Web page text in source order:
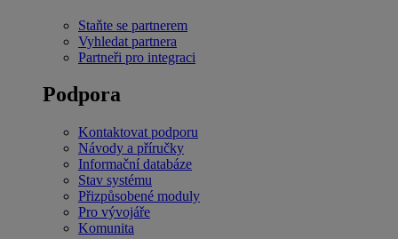
Staňte se partnerem
Vyhledat partnera
Partneři pro integraci
Podpora
Kontaktovat podporu
Návody a příručky
Informační databáze
Stav systému
Přizpůsobené moduly
Pro vývojáře
Komunita